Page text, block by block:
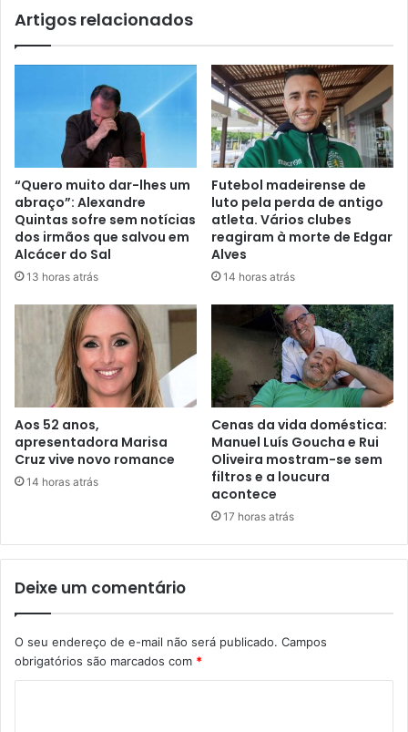
Artigos relacionados
“Quero muito dar-lhes um
abraço”: Alexandre
Quintas sofre sem notícias
dos irmãos que salvou em
Alcácer do Sal
13 horas atrás
Futebol madeirense de
luto pela perda de antigo
atleta. Vários clubes
reagiram à morte de Edgar
Alves
14 horas atrás
Aos 52 anos,
apresentadora Marisa
Cruz vive novo romance
14 horas atrás
Cenas da vida doméstica:
Manuel Luís Goucha e Rui
Oliveira mostram-se sem
filtros e a loucura
acontece
17 horas atrás
Deixe um comentário
O seu endereço de e-mail não será publicado. Campos
obrigatórios são marcados com *